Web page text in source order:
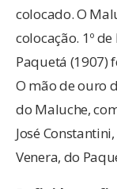
colocado. O
colocação. 1º
Paquetá (1907)
O mão de ouro
do Maluche,
José
Venera, do